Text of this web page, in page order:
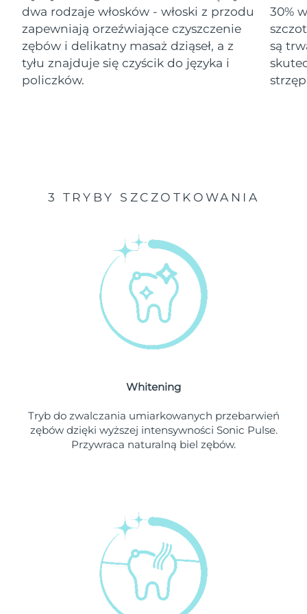
dwa rodzaje włosków - włoski z przodu
zapewniają orzeźwiające czyszczenie
zębów i delikatny masaż dziąseł, a z
tyłu znajduje się czyścik do języka i
policzków.
30%
są
3 TRYBY SZCZOTKOWANIA
Whitening
Tryb do zwalczania umiarkowanych przebarwień
zębów dzięki wyższej intensywności Sonic Pulse.
Przywraca naturalną biel zębów.
Izrael
Oczekiwany czas dostawy
Włochy
Oczekiwany czas dostawy
৯/৮/২৬
Kazachstan
১১/৮/২৬
Oczekiwany czas dostawy
Oczekiwany czas dostawy
Oczekiwany czas dostawy
SRA Makau (Chiny)
Oczekiwany czas dostawy
Oczekiwany czas dostawy
Oczekiwany czas dostawy
Oczekiwany czas dostawy